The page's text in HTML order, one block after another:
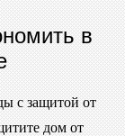
в
с защитой от
дом от